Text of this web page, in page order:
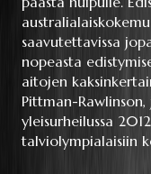
saavutettavissa
nopeasta
aitojen
Pittman-
yleisurheilussa
talviolympialaisiin